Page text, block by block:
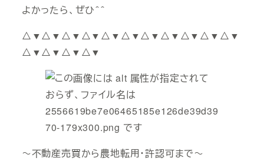
よかったら、ぜひ＾＾
△▼△▼△▼△▼△▼△▼△▼△▼△▼△▼△▼
△▼△▼△▼△▼
～不動産売買から農地転用・許認可まで～